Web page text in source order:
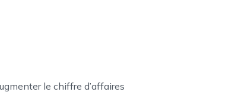
le chiffre d’affaires